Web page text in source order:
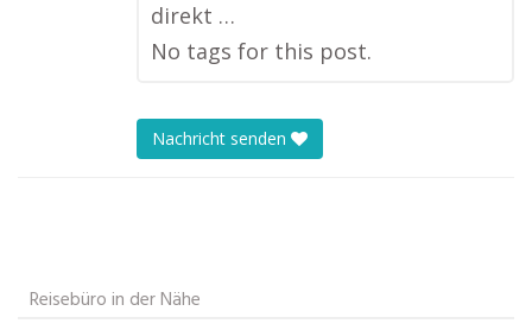
direkt …
No tags for this post.
Nachricht senden
Reisebüro in der Nähe